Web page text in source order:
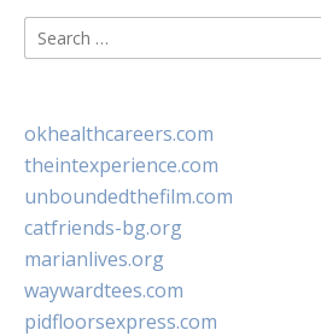
Search
for:
okhealthcareers.com
theintexperience.com
unboundedthefilm.com
catfriends-bg.org
marianlives.org
waywardtees.com
pidfloorsexpress.com